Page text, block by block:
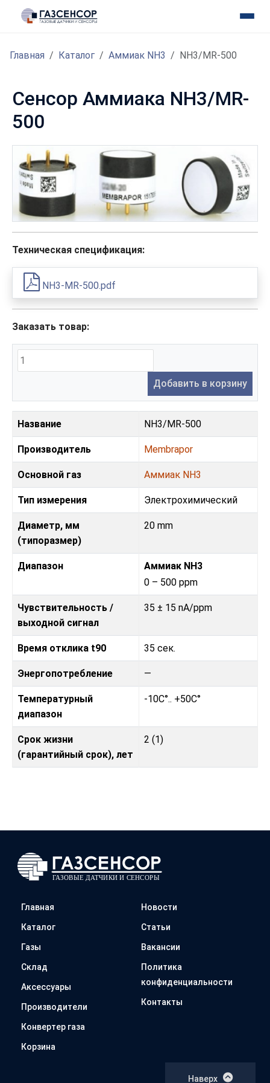
Главная Каталог Аммиак NH3 NH3/MR-500
Сенсор Аммиака NH3/MR-
500
Техническая спецификация:
NH3-MR-500.pdf
Заказать товар:
Добавить в корзину
Название NH3/MR-500
Производитель Membrapor
Основной газ Аммиак NH3
Тип измерения Электрохимический
Диаметр, мм
(типоразмер)
20 mm
Диапазон
Аммиак NH3
0 – 500 ppm
Чувствительность /
выходной сигнал
35 ± 15 nA/ppm
Время отклика t90 35 сек.
Энергопотребление —
Температурный
диапазон
-10C°.. +50C°
Срок жизни
(гарантийный срок), лет
2 (1)
Главная
Каталог
Газы
Склад
Аксессуары
Производители
Конвертер газа
Корзина
Новости
Статьи
Вакансии
Политика
конфиденциальности
Контакты
Наверх